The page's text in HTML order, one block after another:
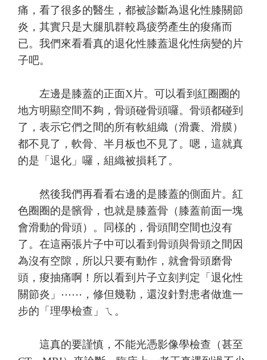
痛，看了很多的醫生，都被診斷為退化性膝關節
炎，其實只是大腿肌群較爲疲勞產生的痠痛而
已。我們來看看真的退化性膝蓋退化性病變的片
子吧。
左邊是膝蓋的正面X片。可以看到紅圈圈的
地方明顯空間不夠，骨頭碰骨頭囉。骨頭都碰到
了，表示它們之間的所有軟組織（滑囊、滑膜）
都不見了，軟骨、半月板也不見了。嗯，這就真
的是「退化」囉，組織被損耗了。
然後我們再看看右邊的是膝蓋的側面片。紅
色圈圈的是髕骨，也就是膝蓋骨（膝蓋前面一塊
會滑動的骨頭）。同樣的，骨頭間空間也沒有
了。在這兩張片子中可以看到骨頭與骨頭之間因
為沒有空隙，所以只要有動作，就會骨頭磨骨
頭，痠抽痛啊！所以看到片子立刻判定「退化性
關節炎」⋯⋯，修但幾勒，還沒針對患者做進一
步的「理學檢查」ㄟ。
這真的要謹慎，不能光憑影像學檢查（甚至